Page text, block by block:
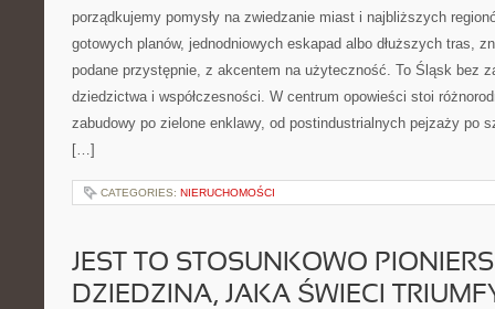
porządkujemy pomysły na zwiedzanie miast i najbliższych
gotowych planów, jednodniowych eskapad albo dłuższych tras,
podane przystępnie, z akcentem na użyteczność. To Śląsk bez
dziedzictwa i współczesności. W centrum opowieści stoi
zabudowy po zielone enklawy, od postindustrialnych pejzaży po
[…]
CATEGORIES: NIERUCHOMOŚCI
JEST TO STOSUNKOWO
DZIEDZINA, JAKA ŚWIECI